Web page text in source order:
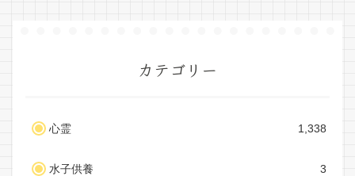
カテゴリー
心霊 1,338
水子供養 3